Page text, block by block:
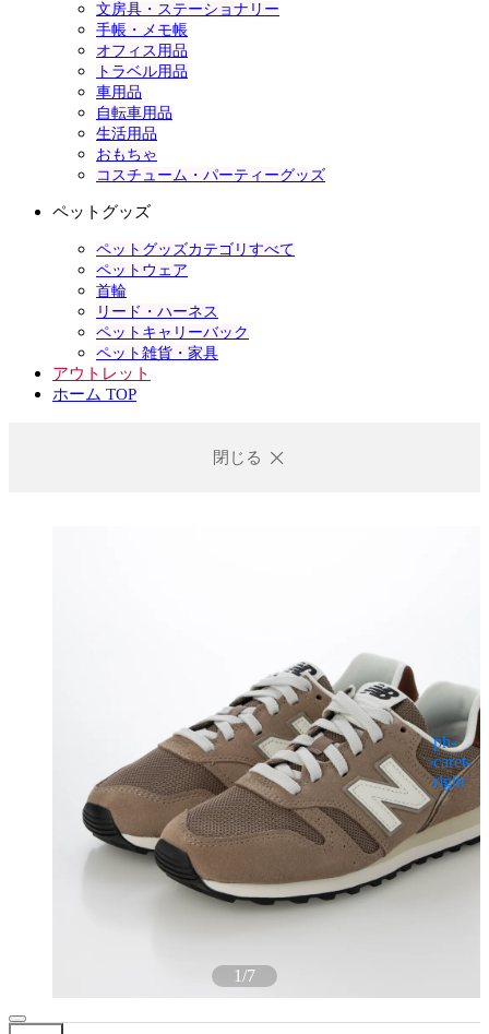
文房具・ステーショナリー
手帳・メモ帳
オフィス用品
トラベル用品
車用品
自転車用品
生活用品
おもちゃ
コスチューム・パーティーグッズ
ペットグッズ
ペットグッズカテゴリすべて
ペットウェア
首輪
リード・ハーネス
ペットキャリーバック
ペット雑貨・家具
アウトレット
ホーム TOP
閉じる
1/7